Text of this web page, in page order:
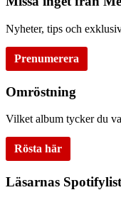
Nyheter, tips och
Prenumerera
Omröstning
Vilket album tycker du
Rösta här
Läsarnas